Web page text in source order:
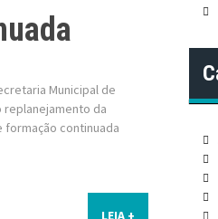
Municipal de
replanejamento da
formação continuada
LEIA +